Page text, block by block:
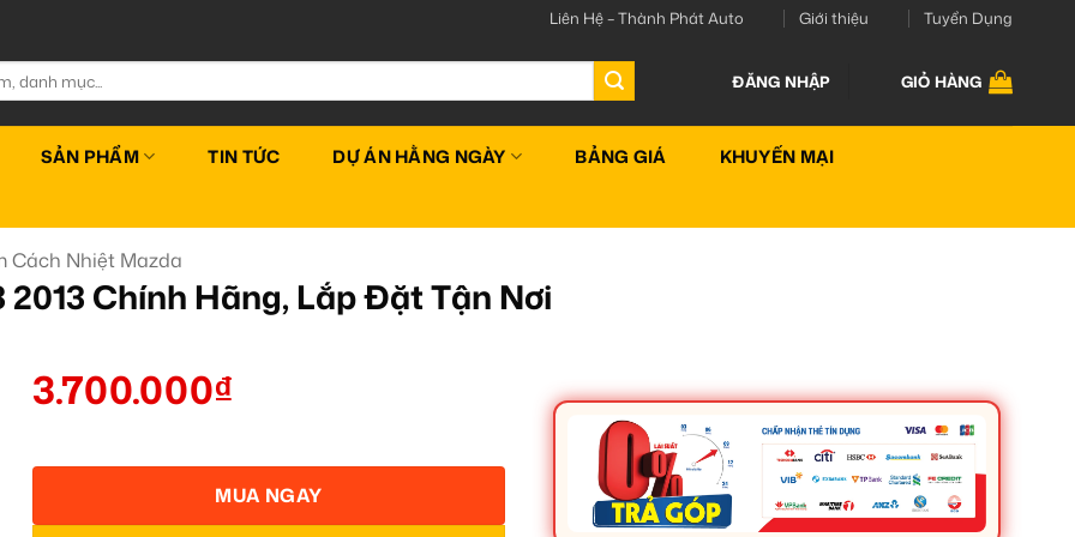
Liên Hệ – Thành Phát Auto Giới thiệu Tuyển Dụng
ĐĂNG NHẬP GIỎ HÀNG
SẢN PHẨM TIN TỨC DỰ ÁN HẰNG NGÀY BẢNG GIÁ KHUYẾN MẠI
Cách Nhiệt Mazda
Chính Hãng, Lắp Đặt Tận Nơi
3.700.000₫
MUA NGAY